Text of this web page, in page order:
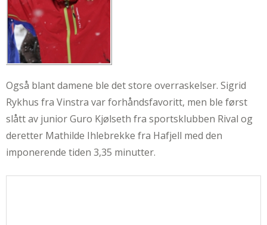
Også blant damene ble det store overraskelser. Sigrid
Rykhus fra Vinstra var forhåndsfavoritt, men ble først
slått av junior Guro Kjølseth fra sportsklubben Rival og
deretter Mathilde Ihlebrekke fra Hafjell med den
imponerende tiden 3,35 minutter.